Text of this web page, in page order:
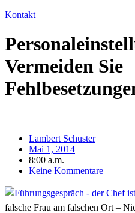
Kontakt
Vermeiden Sie
Lambert Schuster
Mai 1, 2014
8:00 a.m.
Keine Kommentare
falsche Frau am falschen Ort –